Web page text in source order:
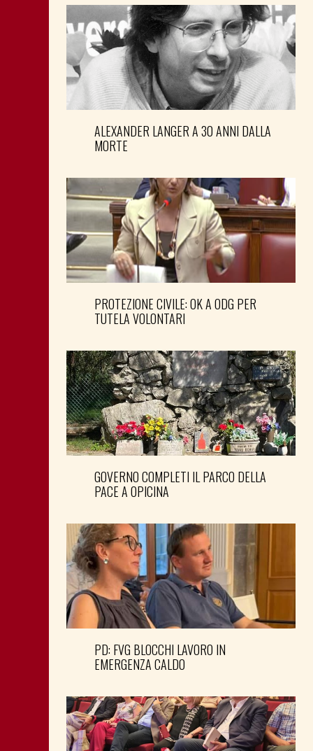
ALEXANDER LANGER A 30 ANNI DALLA
MORTE
PROTEZIONE CIVILE: OK A ODG PER
TUTELA VOLONTARI
GOVERNO COMPLETI IL PARCO DELLA
PACE A OPICINA
PD: FVG BLOCCHI LAVORO IN
EMERGENZA CALDO